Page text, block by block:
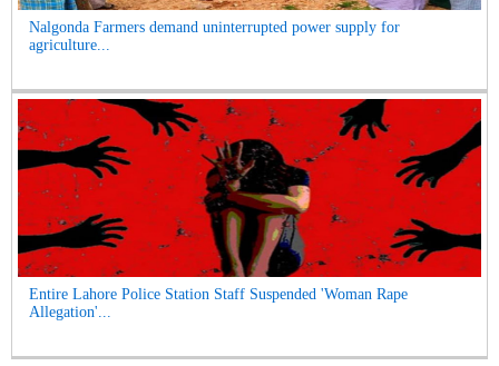
Nalgonda Farmers demand uninterrupted power supply for
agriculture...
Entire Lahore Police Station Staff Suspended 'Woman Rape
Allegation'...